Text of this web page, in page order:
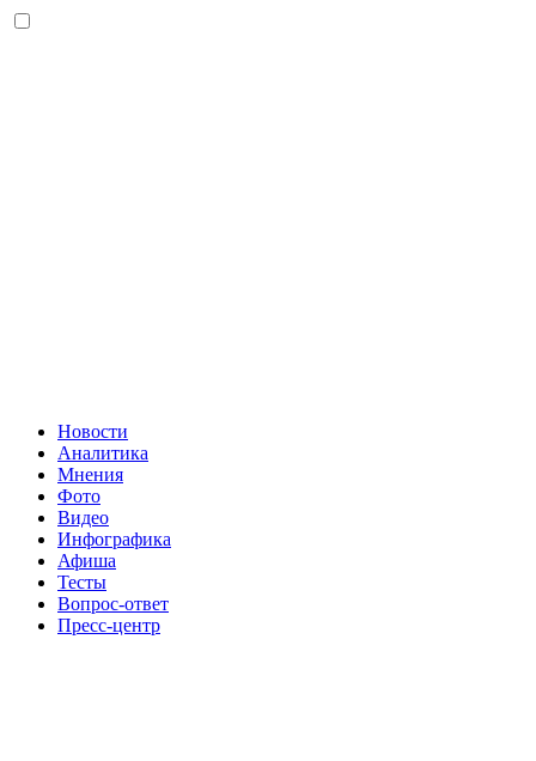
Новости
Аналитика
Мнения
Фото
Видео
Инфографика
Афиша
Тесты
Вопрос-ответ
Пресс-центр